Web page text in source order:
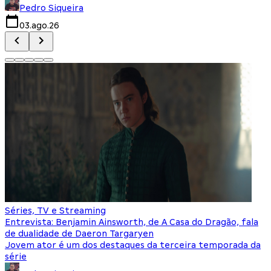
Pedro Siqueira
03.ago.26
Séries, TV e Streaming
Entrevista: Benjamin Ainsworth, de A Casa do Dragão, fala
de dualidade de Daeron Targaryen
Jovem ator é um dos destaques da terceira temporada da
série